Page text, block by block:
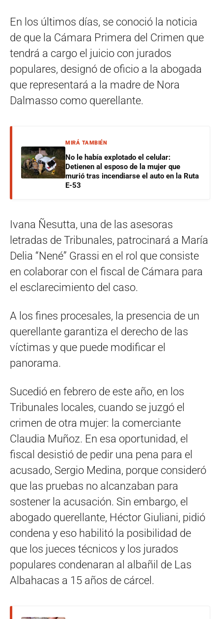
En los últimos días, se conoció la noticia
de que la Cámara Primera del Crimen que
tendrá a cargo el juicio con jurados
populares, designó de oficio a la abogada
que representará a la madre de Nora
Dalmasso como querellante.
MIRÁ TAMBIÉN
No le había explotado el celular:
Detienen al esposo de la mujer que
murió tras incendiarse el auto en la Ruta
E-53
Ivana Ñesutta, una de las asesoras
letradas de Tribunales, patrocinará a María
Delia “Nené” Grassi en el rol que consiste
en colaborar con el fiscal de Cámara para
el esclarecimiento del caso.
A los fines procesales, la presencia de un
querellante garantiza el derecho de las
víctimas y que puede modificar el
panorama.
Sucedió en febrero de este año, en los
Tribunales locales, cuando se juzgó el
crimen de otra mujer: la comerciante
Claudia Muñoz. En esa oportunidad, el
fiscal desistió de pedir una pena para el
acusado, Sergio Medina, porque consideró
que las pruebas no alcanzaban para
sostener la acusación. Sin embargo, el
abogado querellante, Héctor Giuliani, pidió
condena y eso habilitó la posibilidad de
que los jueces técnicos y los jurados
populares condenaran al albañil de Las
Albahacas a 15 años de cárcel.